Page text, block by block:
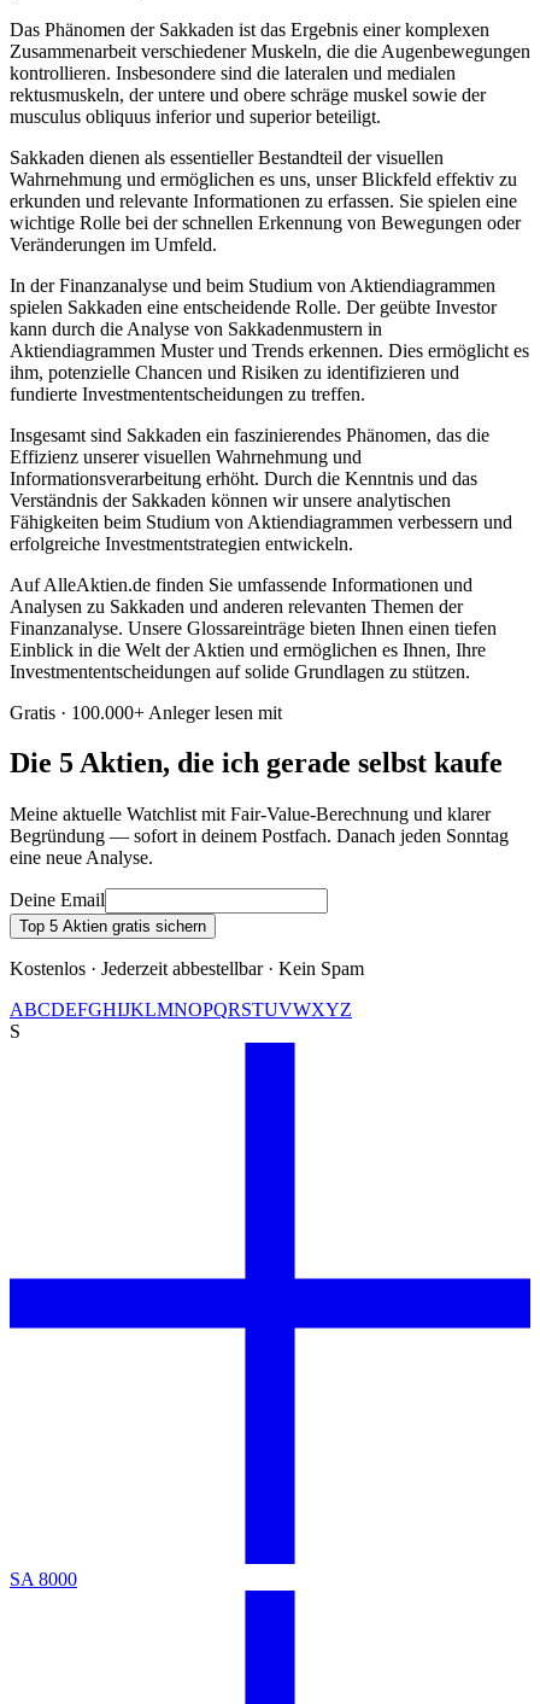
Das Phänomen der Sakkaden ist das Ergebnis einer komplexen
Zusammenarbeit verschiedener Muskeln, die die Augenbewegungen
kontrollieren. Insbesondere sind die lateralen und medialen
rektusmuskeln, der untere und obere schräge muskel sowie der
musculus obliquus inferior und superior beteiligt.
Sakkaden dienen als essentieller Bestandteil der visuellen
Wahrnehmung und ermöglichen es uns, unser Blickfeld effektiv zu
erkunden und relevante Informationen zu erfassen. Sie spielen eine
wichtige Rolle bei der schnellen Erkennung von Bewegungen oder
Veränderungen im Umfeld.
In der Finanzanalyse und beim Studium von Aktiendiagrammen
spielen Sakkaden eine entscheidende Rolle. Der geübte Investor
kann durch die Analyse von Sakkadenmustern in
Aktiendiagrammen Muster und Trends erkennen. Dies ermöglicht es
ihm, potenzielle Chancen und Risiken zu identifizieren und
fundierte Investmententscheidungen zu treffen.
Insgesamt sind Sakkaden ein faszinierendes Phänomen, das die
Effizienz unserer visuellen Wahrnehmung und
Informationsverarbeitung erhöht. Durch die Kenntnis und das
Verständnis der Sakkaden können wir unsere analytischen
Fähigkeiten beim Studium von Aktiendiagrammen verbessern und
erfolgreiche Investmentstrategien entwickeln.
Auf AlleAktien.de finden Sie umfassende Informationen und
Analysen zu Sakkaden und anderen relevanten Themen der
Finanzanalyse. Unsere Glossareinträge bieten Ihnen einen tiefen
Einblick in die Welt der Aktien und ermöglichen es Ihnen, Ihre
Investmententscheidungen auf solide Grundlagen zu stützen.
Gratis · 100.000+ Anleger lesen mit
Die 5 Aktien, die ich gerade selbst kaufe
Meine aktuelle Watchlist mit Fair-Value-Berechnung und klarer
Begründung — sofort in deinem Postfach. Danach jeden Sonntag
eine neue Analyse.
Deine Email
Top 5 Aktien gratis sichern
Kostenlos · Jederzeit abbestellbar · Kein Spam
ABCDEFGHIJKLMNOPQRSTUVWXYZ
S
SA 8000